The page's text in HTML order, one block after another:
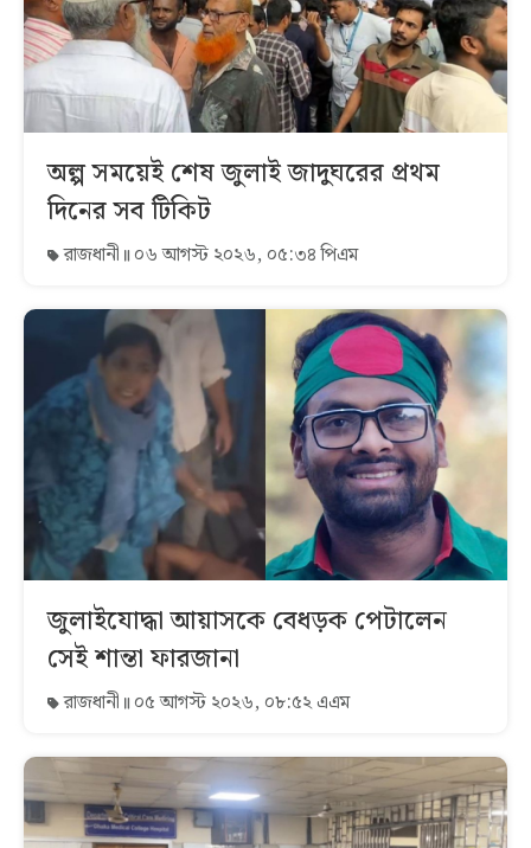
অল্প সময়েই শেষ জুলাই জাদুঘরের প্রথম
দিনের সব টিকিট
রাজধানী ০৬ আগস্ট ২০২৬, ০৫:৩৪ পিএম
জুলাইযোদ্ধা আয়াসকে বেধড়ক পেটালেন
সেই শান্তা ফারজানা
রাজধানী ০৫ আগস্ট ২০২৬, ০৮:৫২ এএম